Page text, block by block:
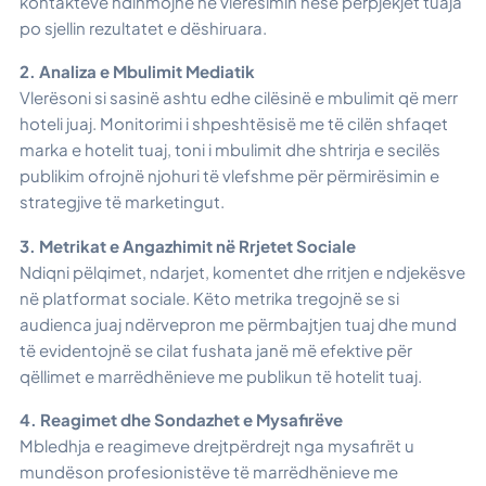
po sjellin rezultatet e dëshiruara.
2. Analiza e Mbulimit Mediatik
Vlerësoni si sasinë ashtu edhe cilësinë e mbulimit që merr
hoteli juaj. Monitorimi i shpeshtësisë me të cilën shfaqet
marka e hotelit tuaj, toni i mbulimit dhe shtrirja e secilës
publikim ofrojnë njohuri të vlefshme për përmirësimin e
strategjive të marketingut.
3. Metrikat e Angazhimit në Rrjetet Sociale
Ndiqni pëlqimet, ndarjet, komentet dhe rritjen e ndjekësve
në platformat sociale. Këto metrika tregojnë se si
audienca juaj ndërvepron me përmbajtjen tuaj dhe mund
të evidentojnë se cilat fushata janë më efektive për
qëllimet e marrëdhënieve me publikun të hotelit tuaj.
4. Reagimet dhe Sondazhet e Mysafirëve
Mbledhja e reagimeve drejtpërdrejt nga mysafirët u
mundëson profesionistëve të marrëdhënieve me